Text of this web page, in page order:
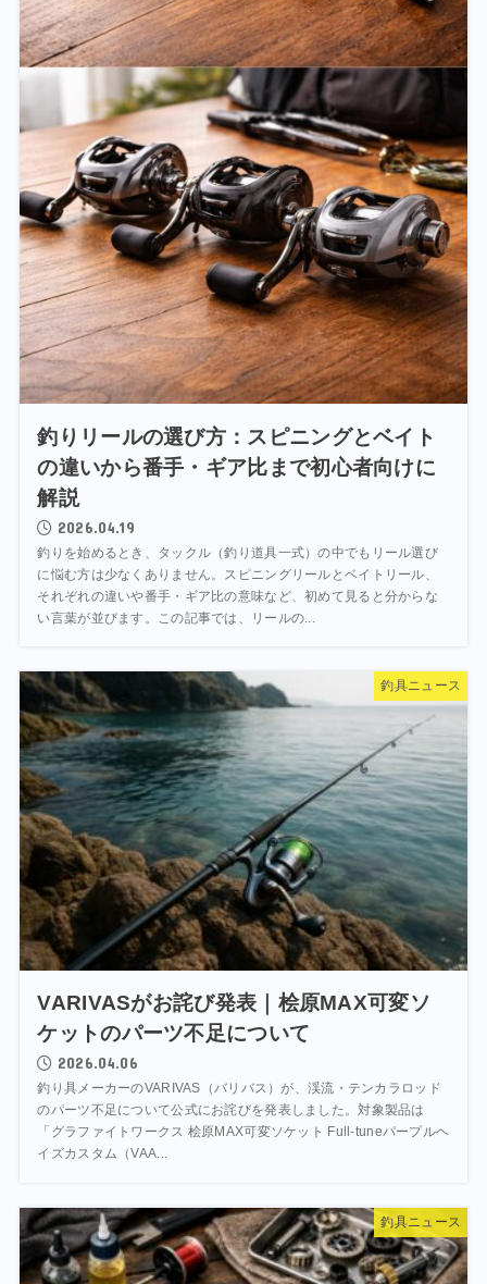
釣りリールの選び方：スピニングとベイト
の違いから番手・ギア比まで初心者向けに
解説
2026.04.19
釣りを始めるとき、タックル（釣り道具一式）の中でもリール選び
に悩む方は少なくありません。スピニングリールとベイトリール、
それぞれの違いや番手・ギア比の意味など、初めて見ると分からな
い言葉が並びます。この記事では、リールの...
釣具ニュース
VARIVASがお詫び発表｜桧原MAX可変ソ
ケットのパーツ不足について
2026.04.06
釣り具メーカーのVARIVAS（バリバス）が、渓流・テンカラロッド
のパーツ不足について公式にお詫びを発表しました。対象製品は
「グラファイトワークス 桧原MAX可変ソケット Full-tuneパープルヘ
イズカスタム（VAA...
釣具ニュース